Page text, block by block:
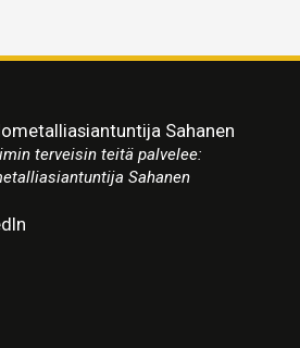
terveisin teitä palvelee:
Sahanen